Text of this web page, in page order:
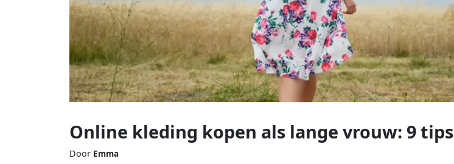
Online kleding kopen als lange vrouw: 9 tips
Door Emma